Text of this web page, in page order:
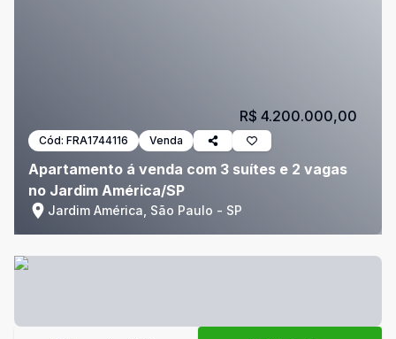
Cód: FRA1744116 Venda
Apartamento á venda com 3 suítes e 2 vagas
no Jardim América/SP
Jardim América, São Paulo - SP
R$ 4.200.000,00